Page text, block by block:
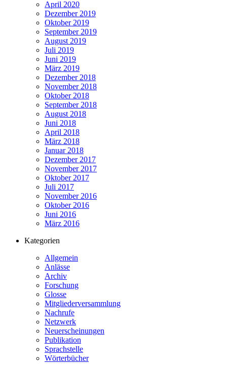
April 2020
Dezember 2019
Oktober 2019
September 2019
August 2019
Juli 2019
Juni 2019
März 2019
Dezember 2018
November 2018
Oktober 2018
September 2018
August 2018
Juni 2018
April 2018
März 2018
Januar 2018
Dezember 2017
November 2017
Oktober 2017
Juli 2017
November 2016
Oktober 2016
Juni 2016
März 2016
Kategorien
Allgemein
Anlässe
Archiv
Forschung
Glosse
Mitgliederversammlung
Nachrufe
Netzwerk
Neuerscheinungen
Publikation
Sprachstelle
Wörterbücher